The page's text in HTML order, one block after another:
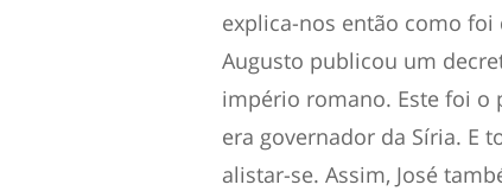
explica-nos então como foi
Augusto publicou um
império romano. Este foi
era governador da Síria. E
alistar-se. Assim, José